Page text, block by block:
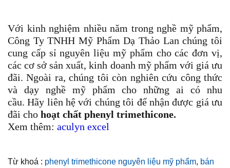
Với kinh nghiệm nhiều năm trong nghề mỹ phẩm,
Công Ty TNHH Mỹ Phẩm Dạ Thảo Lan chúng tôi
cung cấp sỉ nguyên liệu mỹ phẩm cho các đơn vị,
các cơ sở sản xuất, kinh doanh mỹ phẩm với giá ưu
đãi. Ngoài ra, chúng tôi còn nghiên cứu công thức
và dạy nghề mỹ phẩm cho những ai có nhu
cầu.Hãy liên hệ với chúng tôi để nhận được giá ưu
đãi cho hoạt chất phenyl trimethicone.
Xem thêm: aculyn excel
Từ khoá : phenyl trimethicone nguyên liệu mỹ phẩm, bán